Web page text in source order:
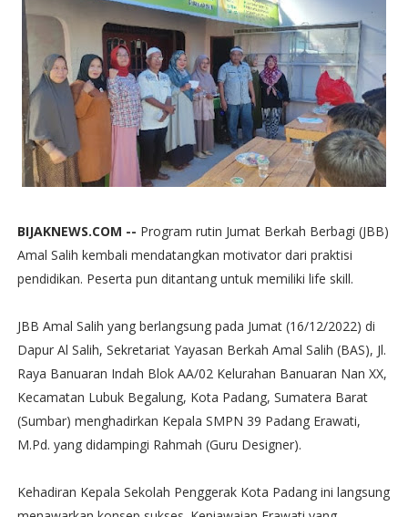
BIJAKNEWS.COM -- Program rutin Jumat Berkah Berbagi (JBB)
Amal Salih kembali mendatangkan motivator dari praktisi
pendidikan. Peserta pun ditantang untuk memiliki life skill.
JBB Amal Salih yang berlangsung pada Jumat (16/12/2022) di
Dapur Al Salih, Sekretariat Yayasan Berkah Amal Salih (BAS), Jl.
Raya Banuaran Indah Blok AA/02 Kelurahan Banuaran Nan XX,
Kecamatan Lubuk Begalung, Kota Padang, Sumatera Barat
(Sumbar) menghadirkan Kepala SMPN 39 Padang Erawati,
M.Pd. yang didampingi Rahmah (Guru Designer).
Kehadiran Kepala Sekolah Penggerak Kota Padang ini langsung